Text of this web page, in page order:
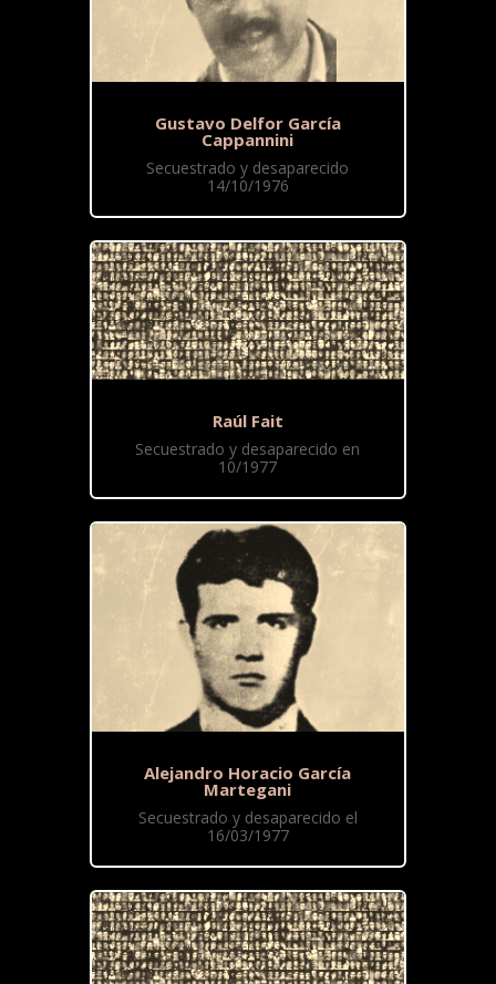
Gustavo Delfor García
Cappannini
Secuestrado y desaparecido
14/10/1976
Raúl Fait
Secuestrado y desaparecido en
10/1977
Alejandro Horacio García
Martegani
Secuestrado y desaparecido el
16/03/1977